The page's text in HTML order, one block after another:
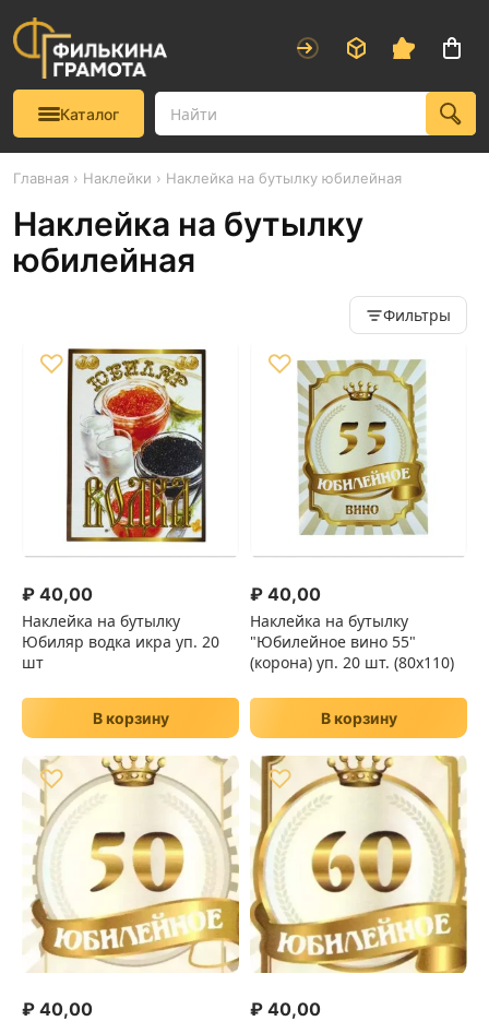
Каталог
Главная › Наклейки › Наклейка на бутылку юбилейная
Наклейка на бутылку
юбилейная
Фильтры
₽ 40,00
Наклейка на бутылку
Юбиляр водка икра уп. 20
шт
♡
В корзину
₽ 40,00
Наклейка на бутылку
"Юбилейное вино 55"
(корона) уп. 20 шт. (80х110)
♡
В корзину
₽ 40,00
♡
₽ 40,00
♡